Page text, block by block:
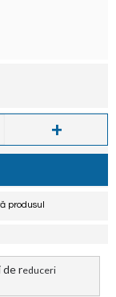
+
produsul
de reduceri